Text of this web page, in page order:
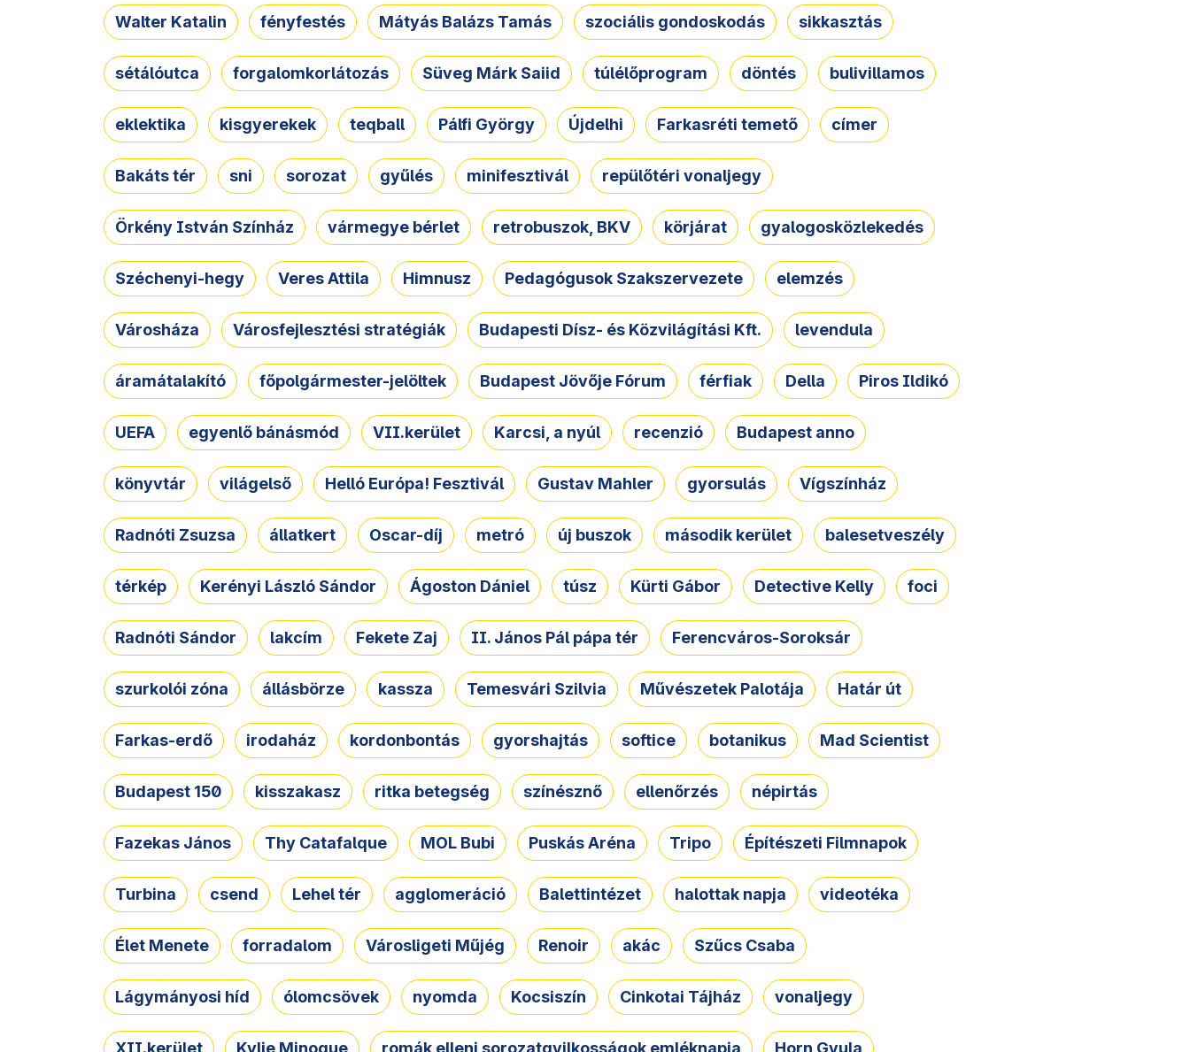
Walter Katalin fényfestés Mátyás Balázs Tamás szociális gondoskodás sikkasztás
sétálóutca forgalomkorlátozás Süveg Márk Saiid túlélőprogram döntés bulivillamos
eklektika kisgyerekek teqball Pálfi György Újdelhi Farkasréti temető címer
Bakáts tér sni sorozat gyűlés minifesztivál repülőtéri vonaljegy
Örkény István Színház vármegye bérlet retrobuszok, BKV körjárat gyalogosközlekedés
Széchenyi-hegy Veres Attila Himnusz Pedagógusok Szakszervezete elemzés
Városháza Városfejlesztési stratégiák Budapesti Dísz- és Közvilágítási Kft. levendula
áramátalakító főpolgármester-jelöltek Budapest Jövője Fórum férfiak Della Piros Ildikó
UEFA egyenlő bánásmód VII.kerület Karcsi, a nyúl recenzió Budapest anno
könyvtár világelső Helló Európa! Fesztivál Gustav Mahler gyorsulás Vígszínház
Radnóti Zsuzsa állatkert Oscar-díj metró új buszok második kerület balesetveszély
térkép Kerényi László Sándor Ágoston Dániel túsz Kürti Gábor Detective Kelly foci
Radnóti Sándor lakcím Fekete Zaj II. János Pál pápa tér Ferencváros-Soroksár
szurkolói zóna állásbörze kassza Temesvári Szilvia Művészetek Palotája Határ út
Farkas-erdő irodaház kordonbontás gyorshajtás softice botanikus Mad Scientist
Budapest 150 kisszakasz ritka betegség színésznő ellenőrzés népirtás
Fazekas János Thy Catafalque MOL Bubi Puskás Aréna Tripo Építészeti Filmnapok
Turbina csend Lehel tér agglomeráció Balettintézet halottak napja videotéka
Élet Menete forradalom Városligeti Műjég Renoir akác Szűcs Csaba
Lágymányosi híd ólomcsövek nyomda Kocsiszín Cinkotai Tájház vonaljegy
XII.kerület Kylie Minogue romák elleni sorozatgyilkosságok emléknapja Horn Gyula